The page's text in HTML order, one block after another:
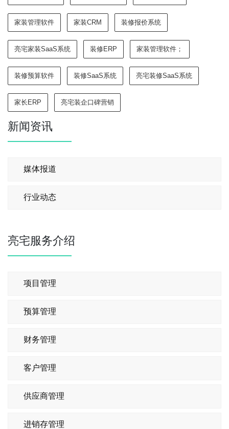
家装管理软件 家装CRM 装修报价系统
亮宅家装SaaS系统 装修ERP 家装管理软件；
装修预算软件 装修SaaS系统 亮宅装修SaaS系统
家长ERP 亮宅装企口碑营销
新闻资讯
媒体报道
行业动态
亮宅服务介绍
项目管理
预算管理
财务管理
客户管理
供应商管理
进销存管理